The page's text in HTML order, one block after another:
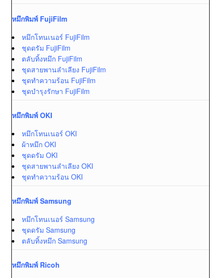
หมึกพิมพ์ FujiFilm
หมึกโทนเนอร์ FujiFilm
ชุดดรัม FujiFilm
ตลับทิ้งหมึก FujiFilm
ชุดสายพานลำเลียง FujiFilm
ชุดทำความร้อน FujiFilm
ชุดบำรุงรักษา FujiFilm
หมึกพิมพ์ OKI
หมึกโทนเนอร์ OKI
ผ้าหมึก OKI
ชุดดรัม OKI
ชุดสายพานลำเลียง OKI
ชุดทำความร้อน OKI
หมึกพิมพ์ Samsung
หมึกโทนเนอร์ Samsung
ชุดดรัม Samsung
ตลับทิ้งหมึก Samsung
หมึกพิมพ์ Ricoh